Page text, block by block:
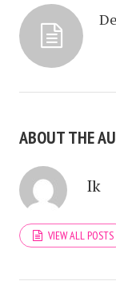
ABOUT THE
Ik
VIEW ALL POSTS